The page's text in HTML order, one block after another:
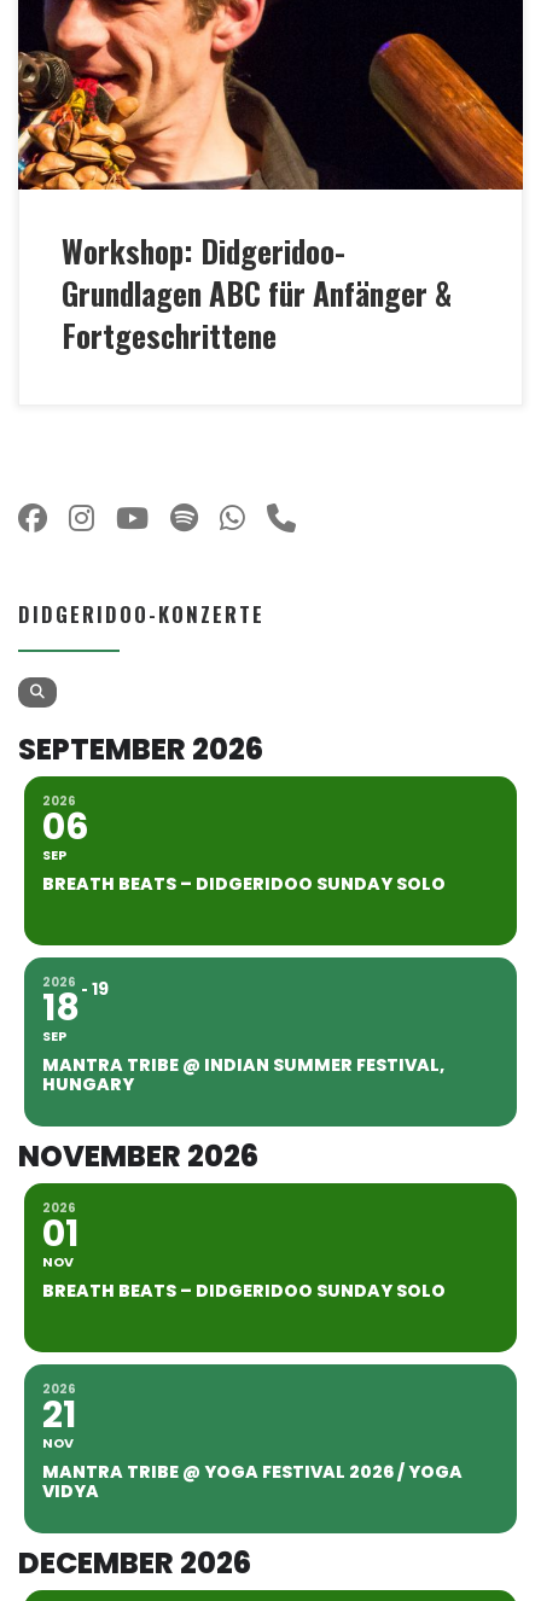
Instrumenten-Form? Wie kann ich mir die Luft
besser einteilen?“ Solche Fragen beantwortet Marc
in seinem Vortrag. Er gibt systematisch
Anregungen, euer Spielspektrum enorm zu
erweitern. Mit einem hilfreichen „Didgeridoo-ABC“
erklärt […]
Workshop: Didgeridoo-
Grundlagen ABC für Anfänger &
Fortgeschrittene
DIDGERIDOO-KONZERTE
SEPTEMBER 2026
2026
06
SEP
BREATH BEATS – DIDGERIDOO SUNDAY SOLO
2026
18
SEP
19
MANTRA TRIBE @ INDIAN SUMMER FESTIVAL,
HUNGARY
NOVEMBER 2026
2026
01
NOV
BREATH BEATS – DIDGERIDOO SUNDAY SOLO
2026
21
NOV
MANTRA TRIBE @ YOGA FESTIVAL 2026 / YOGA
VIDYA
DECEMBER 2026